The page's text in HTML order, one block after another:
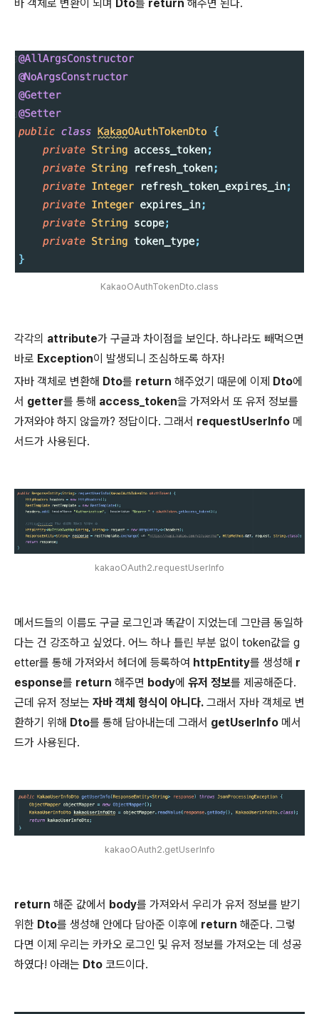
바 객체로 변환이 되며 Dto를 return 해주면 된다.
KakaoOAuthTokenDto.class
각각의 attribute가 구글과 차이점을 보인다. 하나라도 빼먹으면
바로 Exception이 발생되니 조심하도록 하자!
자바 객체로 변환해 Dto를 return 해주었기 때문에 이제 Dto에
서 getter를 통해 access_token을 가져와서 또 유저 정보를
가져와야 하지 않을까? 정답이다. 그래서 requestUserInfo 메
서드가 사용된다.
kakaoOAuth2.requestUserInfo
메서드들의 이름도 구글 로그인과 똑같이 지었는데 그만큼 동일하
다는 건 강조하고 싶었다. 어느 하나 틀린 부분 없이 token값을 g
etter를 통해 가져와서 헤더에 등록하여 httpEntity를 생성해 r
esponse를 return 해주면 body에 유저 정보를 제공해준다.
근데 유저 정보는 자바 객체 형식이 아니다. 그래서 자바 객체로 변
환하기 위해 Dto를 통해 담아내는데 그래서 getUserInfo 메서
드가 사용된다.
kakaoOAuth2.getUserInfo
return 해준 값에서 body를 가져와서 우리가 유저 정보를 받기
위한 Dto를 생성해 안에다 담아준 이후에 return 해준다. 그렇
다면 이제 우리는 카카오 로그인 및 유저 정보를 가져오는 데 성공
하였다! 아래는 Dto 코드이다.